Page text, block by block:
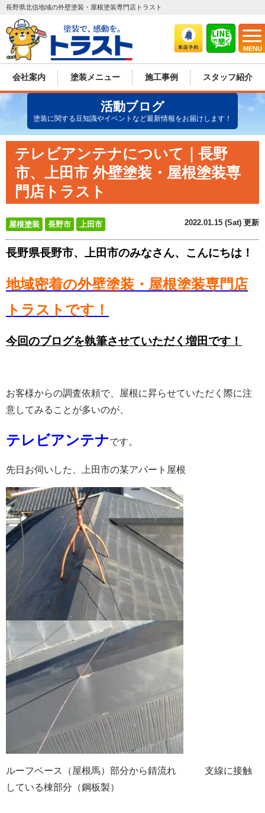
MENU
長野県北信地域の外壁塗装・屋根塗装専門店トラスト
会社案内 塗装メニュー 施工事例 スタッフ紹介
活動ブログ
塗装に関する豆知識やイベントなど最新情報をお届けします！
テレビアンテナについて｜長野
市、上田市 外壁塗装・屋根塗装専
門店トラスト
屋根塗装 長野市 上田市 2022.01.15 (Sat) 更新
長野県長野市、上田市のみなさん、こんにちは！
地域密着の外壁塗装・屋根塗装専門店
トラストです！
今回のブログを執筆させていただく増田です！
お客様からの調査依頼で、屋根に昇らせていただく際に注
意してみることが多いのが、
テレビアンテナです。
先日お伺いした、上田市の某アパート屋根
ルーフベース（屋根馬）部分から錆流れ 支線に接触
している棟部分（鋼板製）